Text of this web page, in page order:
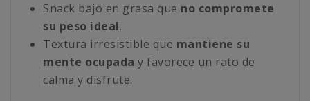
Snack bajo en grasa que no compromete
su peso ideal.
Textura irresistible que mantiene su
mente ocupada y favorece un rato de
calma y disfrute.